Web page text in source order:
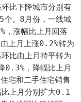
比下降城市分别有
个。8月份，一线城
，涨幅比上月回落
上月上涨0.2%转为
比由上月持平转为
0.3%，降幅比上月
宅和二手住宅销售
上月分别扩大0.1